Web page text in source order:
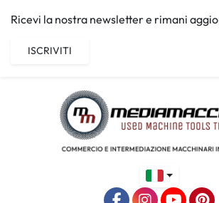
Ricevi la nostra newsletter e rimani
ISCRIVITI